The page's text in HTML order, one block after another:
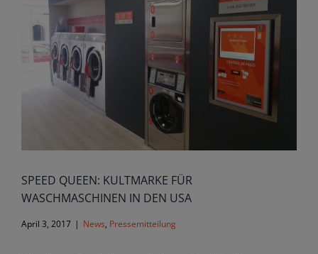
SPEED QUEEN: KULTMARKE FÜR
WASCHMASCHINEN IN DEN USA
April 3, 2017 | News, Pressemitteilung